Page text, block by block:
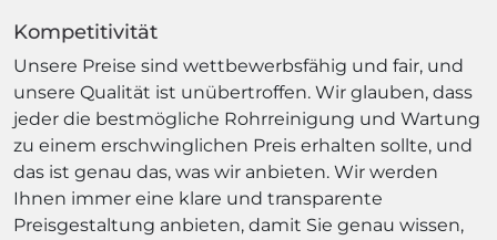
Kompetitivität
Unsere Preise sind wettbewerbsfähig und fair, und
unsere Qualität ist unübertroffen. Wir glauben, dass
jeder die bestmögliche Rohrreinigung und Wartung
zu einem erschwinglichen Preis erhalten sollte, und
das ist genau das, was wir anbieten. Wir werden
Ihnen immer eine klare und transparente
Preisgestaltung anbieten, damit Sie genau wissen,